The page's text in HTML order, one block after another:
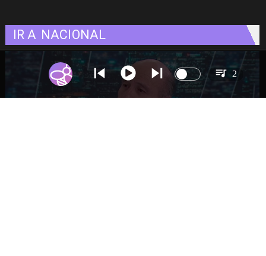
IR A NACIONAL
2